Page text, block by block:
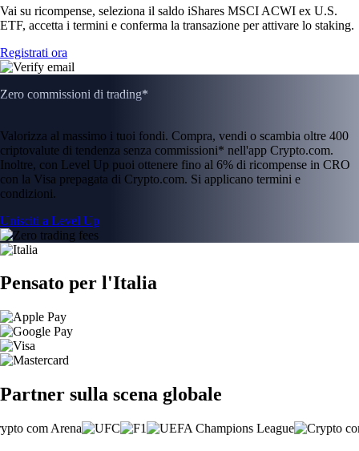
Vai su ricompense, seleziona il saldo iShares MSCI ACWI ex U.S.
ETF, accetta i termini e conferma la transazione per attivare lo staking.
Registrati ora
Zero commissioni di trading*
Valorizza al massimo i tuoi fondi. Compra, vendi o scambia oltre 400
criptovalute di tendenza senza commissioni* nell'app Crypto.com.
Inoltre, con Level Up puoi ottenere fino al 6% di ricompense in CRO
con la Visa prepagata di Crypto.com. Si applicano termini e
condizioni.
Unisciti a Level Up
Pensato per l'Italia
Partner sulla scena globale